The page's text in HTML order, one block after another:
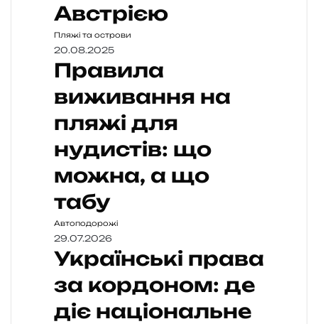
Австрією
Пляжі та острови
20.08.2025
Правила
виживання на
пляжі для
нудистів: що
можна, а що
табу
Автоподорожі
29.07.2026
Українські права
за кордоном: де
діє національне